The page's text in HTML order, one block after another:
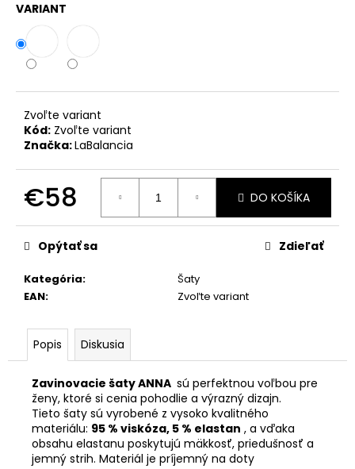
VARIANT
Zvoľte variant
Kód: Zvoľte variant
Značka:LaBalancia
€58 DO KOŠÍKA
Kategória:
Šaty
EAN: Zvoľte variant
Opýtať sa Zdieľať
Popis Diskusia
Zavinovacie šaty ANNA sú perfektnou voľbou pre
ženy, ktoré si cenia pohodlie a výrazný dizajn.
Tieto šaty sú vyrobené z vysoko kvalitného
materiálu: 95 % viskóza, 5 % elastan , a vďaka
obsahu elastanu poskytujú mäkkosť, priedušnosť a
jemný strih. Materiál je príjemný na doty
a
m
e
KOMPLET
LA
BALANCIA
AURA
PÚDROVÁ